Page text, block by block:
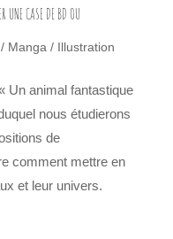
UNE CASE DE BD OU
Manga / Illustration
Un animal fantastique
nous étudierons
de
comment mettre en
et leur univers.